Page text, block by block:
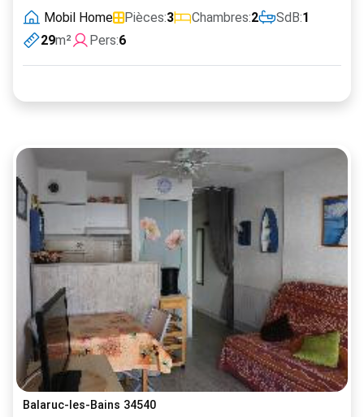
Mobil Home Pièces:3 Chambres:2 SdB:1
29m² Pers:6
Balaruc-les-Bains 34540